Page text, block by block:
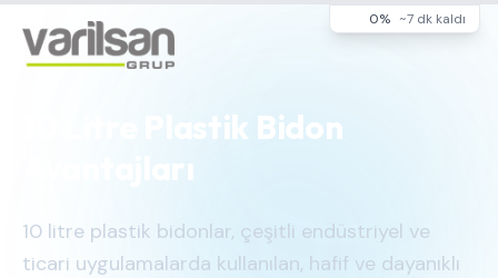
0% ~7 dk kaldı
10 Litre Plastik Bidon
10 litre plastik bidonlar, çeşitli endüstriyel ve
ticari uygulamalarda kullanılan, hafif ve dayanıklı